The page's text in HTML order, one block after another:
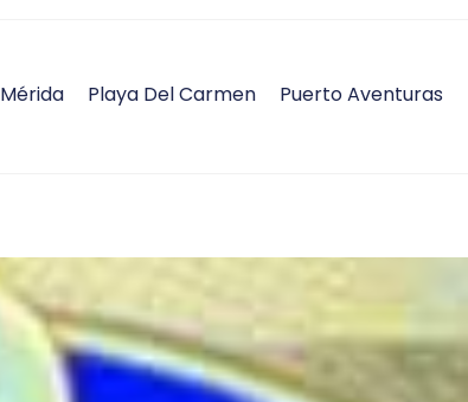
Mérida Playa Del Carmen Puerto Aventuras